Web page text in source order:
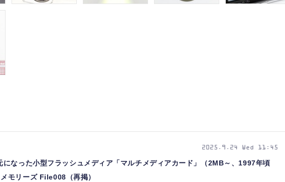
になった小型フラッシュメディア「マルチメディアカード」（2MB～、1997年頃
モリーズ File008（再掲）
2025.9.24 Wed 11:45